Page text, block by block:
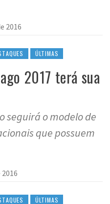
2016
ÚLTIMAS
2017 terá sua
seguirá o modelo de
que possuem
ÚLTIMAS